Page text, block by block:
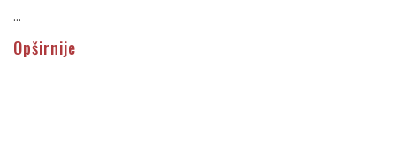
...
Opširnije